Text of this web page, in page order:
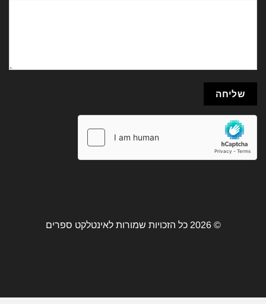
© 2026 כל הזכויות שמורות לאינטלקט ספרים